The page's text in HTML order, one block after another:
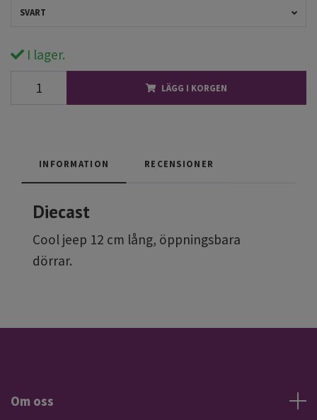
SVART
I lager.
LÄGG I KORGEN
INFORMATION RECENSIONER
Diecast
Cool jeep 12 cm lång, öppningsbara
dörrar.
Om oss